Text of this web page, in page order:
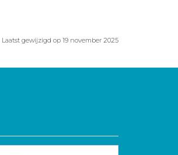
Laatst gewijzigd op 19 november 2025